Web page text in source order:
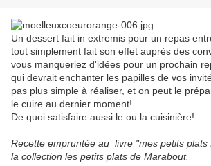
Un dessert fait in extremis pour un repas
tout simplement fait son effet auprès des
vous manqueriez d'idées pour un prochain
qui devrait enchanter les papilles de vos
pas plus simple à réaliser, et on peut le
le cuire au dernier moment!
De quoi satisfaire aussi le ou la cuisinière!
Recette empruntée au livre "mes petits plats
la collection les petits plats de Marabout.